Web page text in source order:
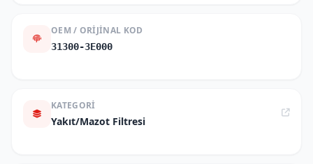
OEM / ORIJINAL KOD
31300-3E000
KATEGORI
Yakıt/Mazot Filtresi